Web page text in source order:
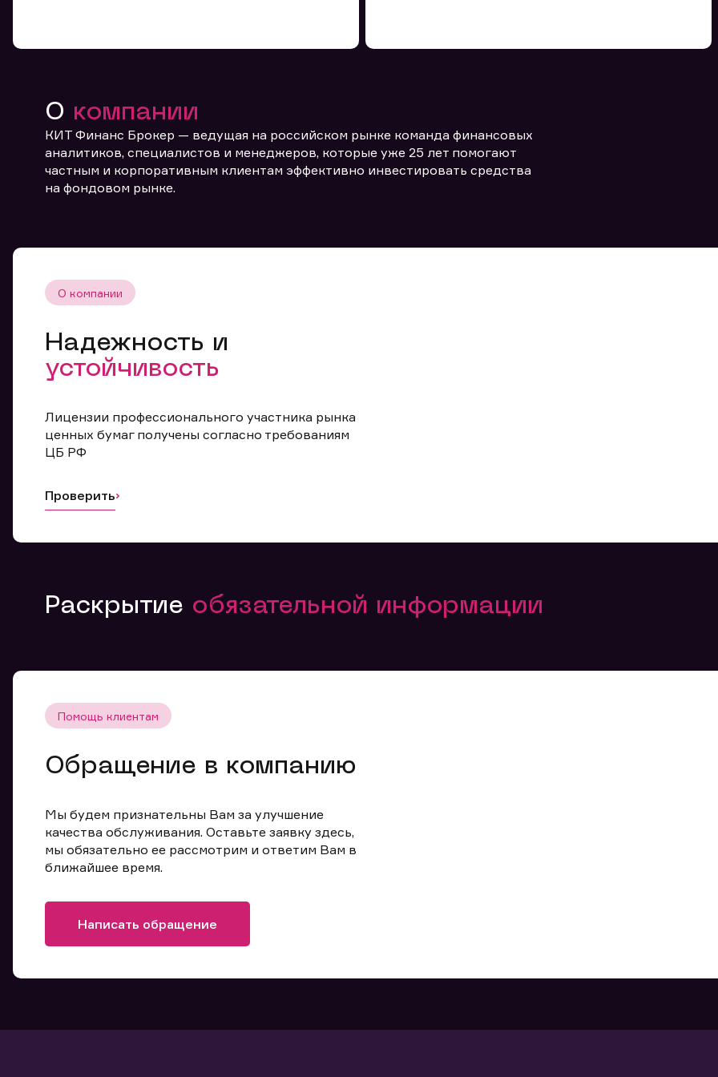
О компании
КИТ Финанс Брокер — ведущая на российском рынке команда финансовых
аналитиков, специалистов и менеджеров, которые уже 25 лет помогают
частным и корпоративным клиентам эффективно инвестировать средства
на фондовом рынке.
О компании
Надежность и
устойчивость
Лицензии профессионального участника рынка
ценных бумаг получены согласно требованиям
ЦБ РФ
Проверить
Раскрытие обязательной информации
Помощь клиентам
Обращение в компанию
Мы будем признательны Вам за улучшение
качества обслуживания. Оставьте заявку здесь,
мы обязательно ее рассмотрим и ответим Вам в
ближайшее время.
Написать обращение
Отправить заявку